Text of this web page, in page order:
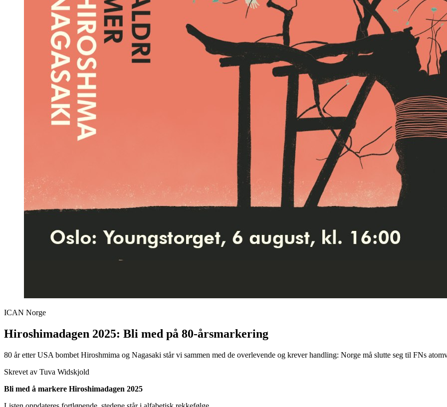
ICAN Norge
Hiroshimadagen 2025: Bli med på 80-årsmarkering
80 år etter USA bombet Hiroshmima og Nagasaki står vi sammen med de overlevende og krever handling: Norge må slutte seg til FNs
Skrevet av Tuva Widskjold
Bli med å markere Hiroshimadagen 2025